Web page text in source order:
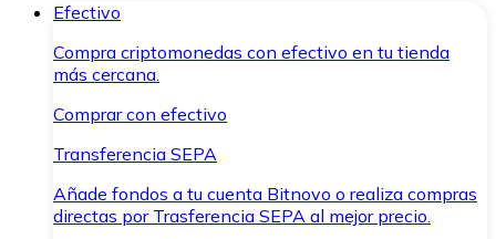
Efectivo
Compra criptomonedas con efectivo en tu tienda
más cercana.
Comprar con efectivo
Transferencia SEPA
Añade fondos a tu cuenta Bitnovo o realiza compras
directas por Trasferencia SEPA al mejor precio.